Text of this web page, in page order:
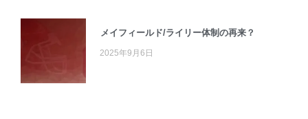
メイフィールド/ライリー体制の再来？
2025年9月6日